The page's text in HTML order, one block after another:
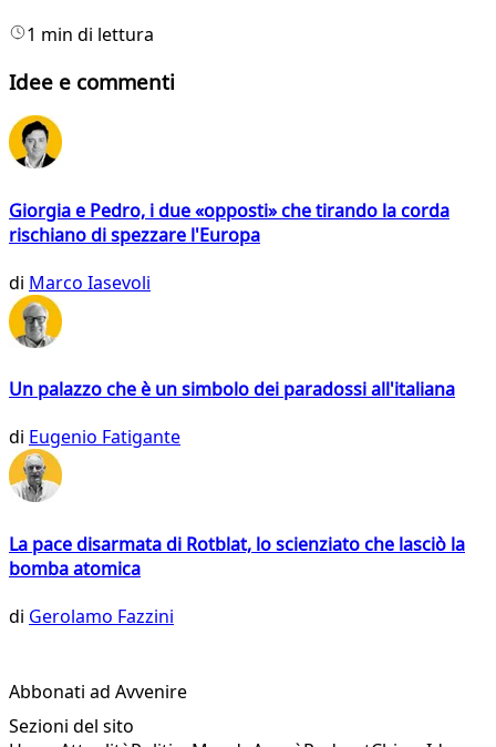
1 min di lettura
Idee e commenti
Giorgia e Pedro, i due «opposti» che tirando la corda
rischiano di spezzare l'Europa
di Marco Iasevoli
Un palazzo che è un simbolo dei paradossi all'italiana
di Eugenio Fatigante
La pace disarmata di Rotblat, lo scienziato che lasciò la
bomba atomica
di Gerolamo Fazzini
Abbonati ad Avvenire
Sezioni del sito